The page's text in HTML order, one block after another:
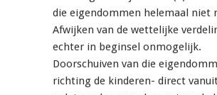
die eigendommen helemaal niet
Afwijken van de wettelijke
echter in beginsel onmogelijk.
Doorschuiven van die
richting de kinderen- direct